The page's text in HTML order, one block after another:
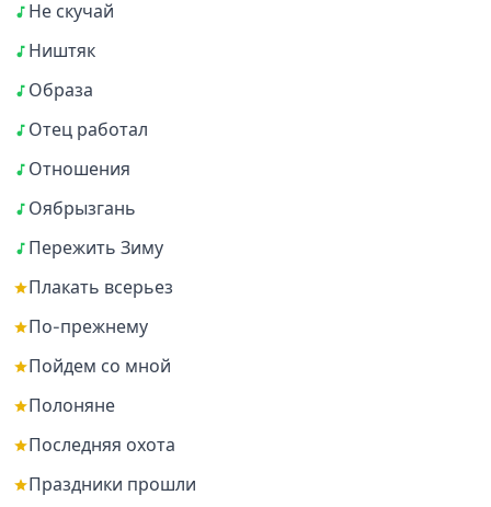
Не скучай
Ништяк
Образа
Отец работал
Отношения
Оябрызгань
Пережить Зиму
Плакать всерьез
По-прежнему
Пойдем со мной
Полоняне
Последняя охота
Праздники прошли